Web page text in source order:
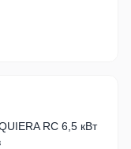
RC 6,5 кВт